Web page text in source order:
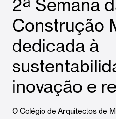
2ª Semana
Construção
dedicada à
inovação e
O Colégio de Arquitectos de